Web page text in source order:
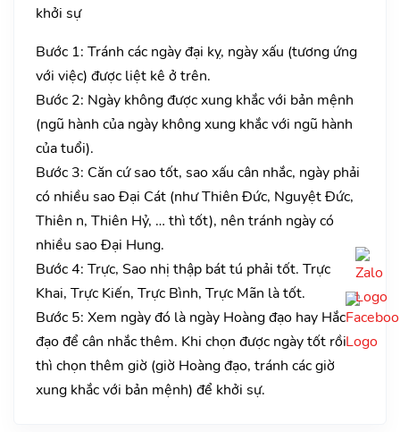
khởi sự
Bước 1: Tránh các ngày đại kỵ, ngày xấu (tương ứng
với việc) được liệt kê ở trên.
Bước 2: Ngày không được xung khắc với bản mệnh
(ngũ hành của ngày không xung khắc với ngũ hành
của tuổi).
Bước 3: Căn cứ sao tốt, sao xấu cân nhắc, ngày phải
có nhiều sao Đại Cát (như Thiên Đức, Nguyệt Đức,
Thiên n, Thiên Hỷ, … thì tốt), nên tránh ngày có
nhiều sao Đại Hung.
Bước 4: Trực, Sao nhị thập bát tú phải tốt. Trực
Khai, Trực Kiến, Trực Bình, Trực Mãn là tốt.
Bước 5: Xem ngày đó là ngày Hoàng đạo hay Hắc
đạo để cân nhắc thêm. Khi chọn được ngày tốt rồi
thì chọn thêm giờ (giờ Hoàng đạo, tránh các giờ
xung khắc với bản mệnh) để khởi sự.